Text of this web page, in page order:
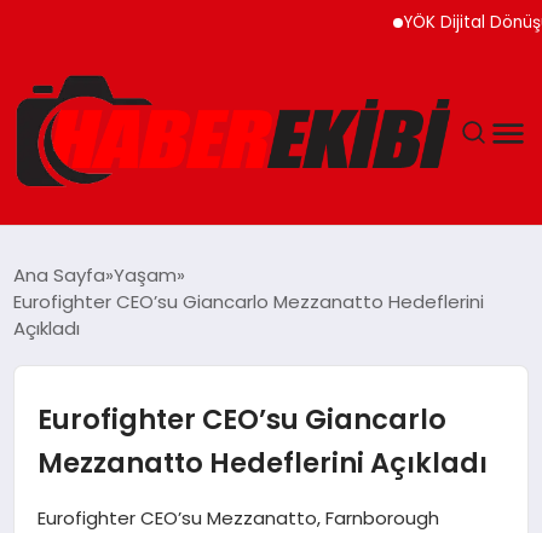
YÖK Dijital Dönüşüm
GÜNCEL
MAGAZIN
Ana Sayfa Yaşam
Eurofighter CEO’su Giancarlo Mezzanatto Hedeflerini
Açıkladı
Eurofighter CEO’su Giancarlo
Mezzanatto Hedeflerini Açıkladı
Eurofighter CEO’su Mezzanatto, Farnborough